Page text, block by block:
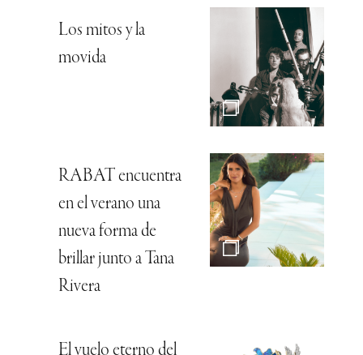
Los mitos y la
movida
RABAT encuentra
en el verano una
nueva forma de
brillar junto a Tana
Rivera
El vuelo eterno del